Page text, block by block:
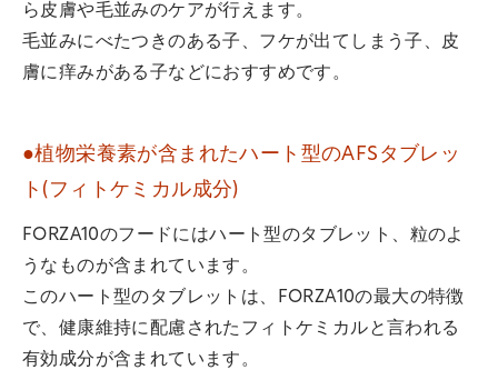
ら皮膚や毛並みのケアが行えます。
毛並みにべたつきのある子、フケが出てしまう子、皮
膚に痒みがある子などにおすすめです。
●植物栄養素が含まれたハート型のAFSタブレッ
ト(フィトケミカル成分)
FORZA10のフードにはハート型のタブレット、粒のよ
うなものが含まれています。
このハート型のタブレットは、FORZA10の最大の特徴
で、健康維持に配慮されたフィトケミカルと言われる
有効成分が含まれています。